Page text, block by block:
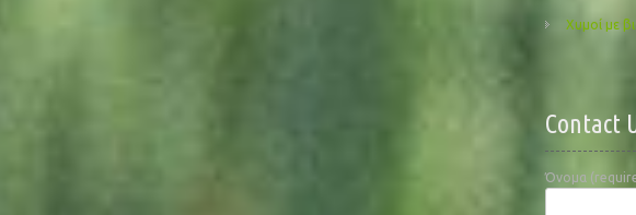
Χυμοί με
Contact
Όνομα